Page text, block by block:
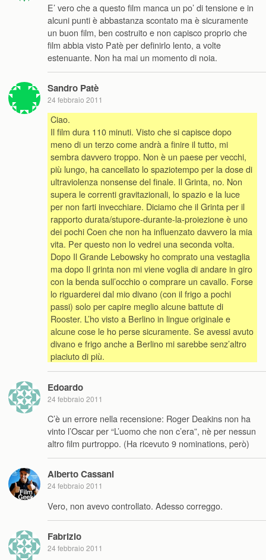
E’ vero che a questo film manca un po’ di tensione e in
alcuni punti è abbastanza scontato ma è sicuramente
un buon film, ben costruito e non capisco proprio che
film abbia visto Patè per definirlo lento, a volte
estenuante. Non ha mai un momento di noia.
Sandro Patè
24 febbraio 2011
Ciao.
Il film dura 110 minuti. Visto che si capisce dopo
meno di un terzo come andrà a finire il tutto, mi
sembra davvero troppo. Non è un paese per vecchi,
più lungo, ha cancellato lo spaziotempo per la dose di
ultraviolenza nonsense del finale. Il Grinta, no. Non
supera le correnti gravitazionali, lo spazio e la luce
per non farti invecchiare. Diciamo che il Grinta per il
rapporto durata/stupore-durante-la-proiezione è uno
dei pochi Coen che non ha influenzato davvero la mia
vita. Per questo non lo vedrei una seconda volta.
Dopo Il Grande Lebowsky ho comprato una vestaglia
ma dopo Il grinta non mi viene voglia di andare in giro
con la benda sull’occhio o comprare un cavallo. Forse
lo riguarderei dal mio divano (con il frigo a pochi
passi) solo per capire meglio alcune battute di
Rooster. L’ho visto a Berlino in lingue originale e
alcune cose le ho perse sicuramente. Se avessi avuto
divano e frigo anche a Berlino mi sarebbe senz’altro
piaciuto di più.
Edoardo
24 febbraio 2011
C’è un errore nella recensione: Roger Deakins non ha
vinto l’Oscar per “L’uomo che non c’era”, nè per nessun
altro film purtroppo. (Ha ricevuto 9 nominations, però)
Alberto Cassani
24 febbraio 2011
Vero, non avevo controllato. Adesso correggo.
Fabrizio
24 febbraio 2011